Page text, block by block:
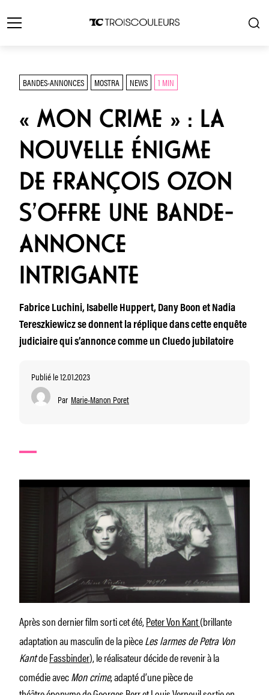
BANDES-ANNONCES MOSTRA NEWS 1 MIN
« MON CRIME » : LA
NOUVELLE ÉNIGME
DE FRANÇOIS OZON
S’OFFRE UNE BANDE-
ANNONCE
INTRIGANTE
Fabrice Luchini, Isabelle Huppert, Dany Boon et Nadia
Tereszkiewicz se donnent la réplique dans cette enquête
judiciaire qui s’annonce comme un Cluedo jubilatoire
Publié le 12.01.2023
Par Marie-Manon Poret
Après son dernier film sorti cet été,Peter Von Kant(brillante
adaptation au masculin de la pièceLes larmes de Petra Von
KantdeFassbinder), le réalisateur décide de revenir à la
comédie avecMon crime, adapté d’une pièce de